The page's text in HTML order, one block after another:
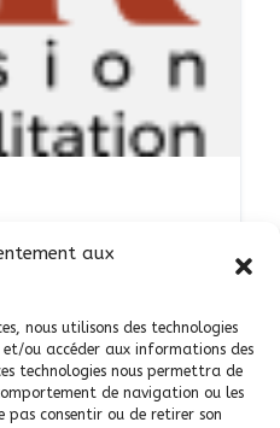
aux
nous utilisons des technologies
et/ou accéder aux informations des
technologies nous permettra de
de navigation ou les
pas consentir ou de retirer son
:
à